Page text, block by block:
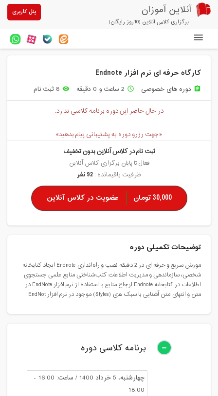
آنلاین آموزان
برگزاری کلاس آنلاین (10روز رایگان)
پنل کاربری
آزمون های آنلاین
خرید سرویس کلاس آنلاین
پیشنهادهای ویژه
تخفیفهای مشارکتی
درباره ما
کارگاه حرفه ای نرم افزار Endnote
assignment دوره های خصوصی access_time 2 ساعت و 0 دقیقه remove_red_eye 8 ثبت نام
در حال حاضر این دوره برنامه کلاسی ندارد.
«جهت رزرو دوره به پشتیبانی پیام بدهید»
ثبت نام در کلاس آنلاین بدون تخفیف
فعال تا پایان برگزاری کلاس آنلاین
ظرفیت باقیمانده :92 نفر
30,000 تومان عضویت در کلاس آنلاین
توضیحات تکمیلی دوره
موزش سریع و حرفه ای در 2 دقیقه نصب و راه‌اندازی Endnote ایجاد کتابخانه
شخصی، سازماندهی و مدیریت اطلاعات کتاب‌شناختی منابع علمی جستجوی
اطلاعات در کتابخانه Endnote ارجاع منابع با استفاده از نرم افزار EndNote در
متن و انتهای متن آشنایی با سبک های (Styles) موجود در نرم افزار EndNot
برنامه کلاسی دوره
چهارشنبه، 5 خرداد 1400 / ساعت: 16:00 -
18:00